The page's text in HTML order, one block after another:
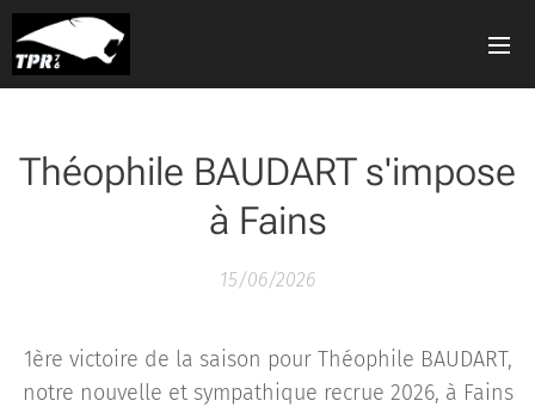
Théophile BAUDART s'impose
à Fains
15/06/2026
1ère victoire de la saison pour Théophile BAUDART,
notre nouvelle et sympathique recrue 2026, à Fains